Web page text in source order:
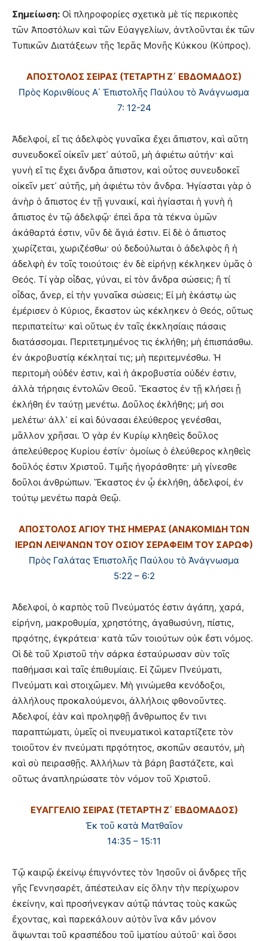
Σημείωση: Οἱ πληροφορίες σχετικὰ μὲ τίς περικοπὲς
τῶν Ἀποστόλων καὶ τῶν Εὐαγγελίων, ἀντλοῦνται ἐκ τῶν
Τυπικῶν Διατάξεων τῆς Ἱερᾶς Μονῆς Κύκκου (Κύπρος).
ΑΠΟΣΤΟΛΟΣ ΣΕΙΡΑΣ (ΤΕΤΑΡΤΗ Ζ΄ ΕΒΔΟΜΑΔΟΣ)
Πρὸς Κορινθίους Α΄ Ἐπιστολῆς Παύλου τὸ Ἀνάγνωσμα
7: 12-24
Ἀδελφοί, εἴ τις ἀδελφὸς γυναῖκα ἔχει ἄπιστον, καὶ αὕτη
συνευδοκεῖ οἰκεῖν μετ᾽ αὐτοῦ, μὴ ἀφιέτω αὐτήν· καὶ
γυνὴ εἴ τις ἔχει ἄνδρα ἄπιστον, καὶ οὗτος συνευδοκεῖ
οἰκεῖν μετ᾽ αὐτῆς, μὴ ἀφιέτω τὸν ἄνδρα. Ἡγίασται γὰρ ὁ
ἀνὴρ ὁ ἄπιστος ἐν τῇ γυναικί, καὶ ἡγίασται ἡ γυνὴ ἡ
ἄπιστος ἐν τῷ ἀδελφῷ· ἐπεὶ ἄρα τὰ τέκνα ὑμῶν
ἀκάθαρτά ἐστιν, νῦν δὲ ἅγιά ἐστιν. Εἰ δὲ ὁ ἄπιστος
χωρίζεται, χωριζέσθω· οὐ δεδούλωται ὁ ἀδελφὸς ἢ ἡ
ἀδελφὴ ἐν τοῖς τοιούτοις· ἐν δὲ εἰρήνῃ κέκληκεν ὑμᾶς ὁ
Θεός. Τί γὰρ οἶδας, γύναι, εἰ τὸν ἄνδρα σώσεις; ἢ τί
οἶδας, ἄνερ, εἰ τὴν γυναῖκα σώσεις; Εἰ μὴ ἑκάστῳ ὡς
ἐμέρισεν ὁ Κύριος, ἕκαστον ὡς κέκληκεν ὁ Θεός, οὕτως
περιπατείτω· καὶ οὕτως ἐν ταῖς ἐκκλησίαις πάσαις
διατάσσομαι. Περιτετμημένος τις ἐκλήθη; μὴ ἐπισπάσθω.
ἐν ἀκροβυστίᾳ κέκληταί τις; μὴ περιτεμνέσθω. Ἡ
περιτομὴ οὐδέν ἐστιν, καὶ ἡ ἀκροβυστία οὐδέν ἐστιν,
ἀλλὰ τήρησις ἐντολῶν Θεοῦ. Ἕκαστος ἐν τῇ κλήσει ᾗ
ἐκλήθη ἐν ταύτῃ μενέτω. Δοῦλος ἐκλήθης; μή σοι
μελέτω· ἀλλ᾽ εἰ καὶ δύνασαι ἐλεύθερος γενέσθαι,
μᾶλλον χρῆσαι. Ὁ γὰρ ἐν Κυρίῳ κληθεὶς δοῦλος
ἀπελεύθερος Κυρίου ἐστίν· ὁμοίως ὁ ἐλεύθερος κληθεὶς
δοῦλός ἐστιν Χριστοῦ. Τιμῆς ἠγοράσθητε· μὴ γίνεσθε
δοῦλοι ἀνθρώπων. Ἕκαστος ἐν ᾧ ἐκλήθη, ἀδελφοί, ἐν
τούτῳ μενέτω παρὰ Θεῷ.
ΑΠΟΣΤΟΛΟΣ ΑΓΙΟΥ ΤΗΣ ΗΜΕΡΑΣ (ΑΝΑΚΟΜΙΔΗ ΤΩΝ
ΙΕΡΩΝ ΛΕΙΨΑΝΩΝ ΤΟΥ ΟΣΙΟΥ ΣΕΡΑΦΕΙΜ ΤΟΥ ΣΑΡΩΦ)
Πρὸς Γαλάτας Ἐπιστολῆς Παύλου τὸ Ἀνάγνωσμα
5:22 – 6:2
Ἀδελφοί, ὁ καρπὸς τοῦ Πνεύματός ἐστιν ἀγάπη, χαρά,
εἰρήνη, μακροθυμία, χρηστότης, ἀγαθωσύνη, πίστις,
πρᾳότης, ἐγκράτεια· κατὰ τῶν τοιούτων οὐκ ἔστι νόμος.
Οἱ δὲ τοῦ Χριστοῦ τὴν σάρκα ἐσταύρωσαν σὺν τοῖς
παθήμασι καὶ ταῖς ἐπιθυμίαις. Εἰ ζῶμεν Πνεύματι,
Πνεύματι καὶ στοιχῶμεν. Μὴ γινώμεθα κενόδοξοι,
ἀλλήλους προκαλούμενοι, ἀλλήλοις φθονοῦντες.
Ἀδελφοί, ἐὰν καὶ προληφθῇ ἄνθρωπος ἔν τινι
παραπτώματι, ὑμεῖς οἱ πνευματικοὶ καταρτίζετε τὸν
τοιοῦτον ἐν πνεύματι πρᾳότητος, σκοπῶν σεαυτόν, μὴ
καὶ σὺ πειρασθῇς. Ἀλλήλων τὰ βάρη βαστάζετε, καὶ
οὕτως ἀναπληρώσατε τὸν νόμον τοῦ Χριστοῦ.
ΕΥΑΓΓΕΛΙΟ ΣΕΙΡΑΣ (ΤΕΤΑΡΤΗ Ζ΄ ΕΒΔΟΜΑΔΟΣ)
Ἐκ τοῦ κατὰ Ματθαῖον
14:35 – 15:11
Τῷ καιρῷ ἐκείνῳ ἐπιγνόντες τὸν Ἰησοῦν οἱ ἄνδρες τῆς
γῆς Γεννησαρέτ, ἀπέστειλαν εἰς ὅλην τὴν περίχωρον
ἐκείνην, καὶ προσήνεγκαν αὐτῷ πάντας τοὺς κακῶς
ἔχοντας, καὶ παρεκάλουν αὐτὸν ἵνα κἄν μόνον
ἅψωνται τοῦ κρασπέδου τοῦ ἱματίου αὐτοῦ· καὶ ὅσοι